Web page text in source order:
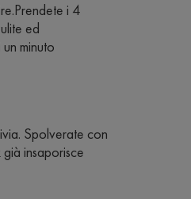
i 4
ed
minuto
Spolverate con
insaporisce